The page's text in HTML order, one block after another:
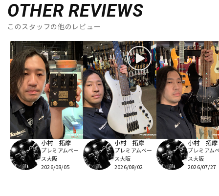
OTHER REVIEWS
このスタッフの他のレビュー
小村 拓摩
プレミアムベー
ス大阪
2026/08/05
小村 拓摩
プレミアムベー
ス大阪
2026/08/02
小村 拓摩
プレミアム
ス大阪
2026/07/27